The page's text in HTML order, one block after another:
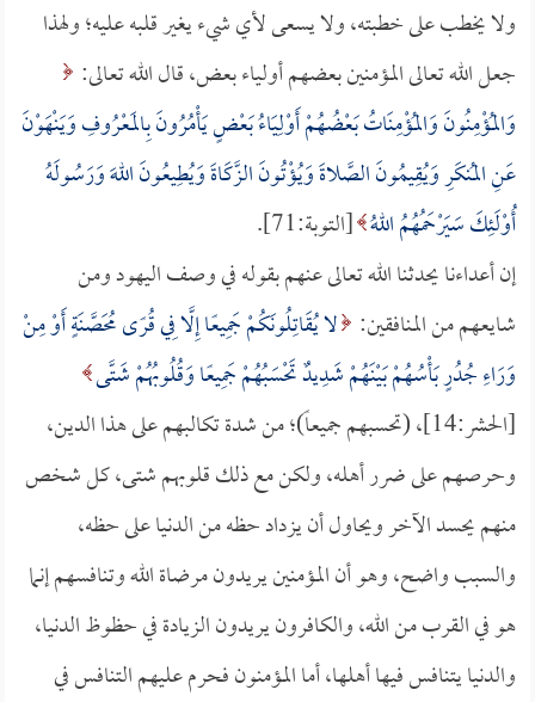
ولا يخطب على خطبته، ولا يسعى لأي شيء يغير قلبه عليه؛ ولهذا
جعل الله تعالى المؤمنين بعضهم أولياء بعض، قال الله تعالى:
وَالمُؤْمِنُونَ وَالمُؤْمِنَاتُ بَعْضُهُمْ أَوْلِيَاءُ بَعْضٍ يَأْمُرُونَ بِالمَعْرُوفِ وَيَنْهَوْنَ
عَنِ المُنكَرِ وَيُقِيمُونَ الصَّلاةَ وَيُؤْتُونَ الزَّكَاةَ وَيُطِيعُونَ اللهَ وَرَسُولَهُ
أُوْلَئِكَ سَيَرْحَمُهُمُ اللهُ [التوبة:71].
إن أعداءنا يحدثنا الله تعالى عنهم بقوله في وصف اليهود ومن
شايعهم من المنافقين: لا يُقَاتِلُونَكُمْ جَمِيعًا إِلَّا فِي قُرًى مُحَصَّنَةٍ أَوْ مِنْ
وَرَاءِ جُدُرٍ بَأْسُهُمْ بَيْنَهُمْ شَدِيدٌ تَحْسَبُهُمْ جَمِيعًا وَقُلُوبُهُمْ شَتَّى
[الحشر:14]، (تحسبهم جميعاً)؛ من شدة تكالبهم على هذا الدين،
وحرصهم على ضرر أهله، ولكن مع ذلك قلوبهم شتى، كل شخص
منهم يحسد الآخر ويحاول أن يزداد حظه من الدنيا على حظه،
والسبب واضح، وهو أن المؤمنين يريدون مرضاة الله وتنافسهم إنما
هو في القرب من الله، والكافرون يريدون الزيادة في حظوظ الدنيا،
والدنيا يتنافس فيها أهلها، أما المؤمنون فحرم عليهم التنافس في